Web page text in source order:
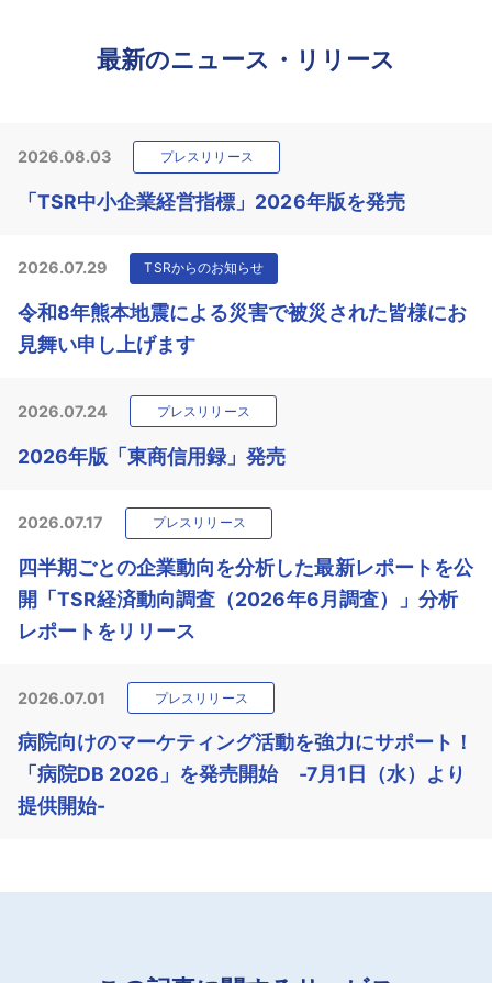
最新のニュース・リリース
2026.08.03 プレスリリース
「TSR中小企業経営指標」2026年版を発売
2026.07.29 TSRからのお知らせ
令和8年熊本地震による災害で被災された皆様にお
見舞い申し上げます
2026.07.24 プレスリリース
2026年版「東商信用録」発売
2026.07.17 プレスリリース
四半期ごとの企業動向を分析した最新レポートを公
開「TSR経済動向調査（2026年6月調査）」分析
レポートをリリース
2026.07.01 プレスリリース
病院向けのマーケティング活動を強力にサポート！
「病院DB 2026」を発売開始 -7月1日（水）より
提供開始-